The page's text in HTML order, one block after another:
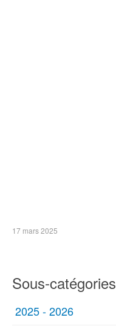
17 mars 2025
Sous-catégories
2025 - 2026